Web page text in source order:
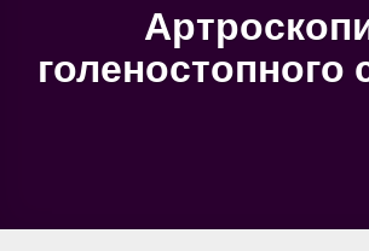
голеностопного